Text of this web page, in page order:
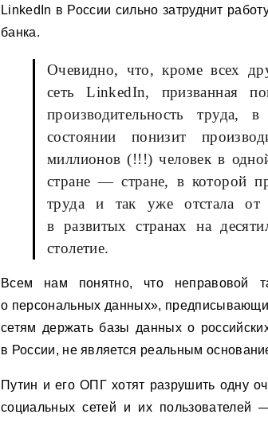
LinkedIn в России сильно затруднит
банка.
Очевидно, что, кроме всех
сеть LinkedIn, призванная
производительность труда, в
состоянии понизит
миллионов (!!!) человек в
стране — стране, в которой
труда и так уже отстала от
в развитых странах на
столетие.
Всем нам понятно, что неправовой
о персональных данных»,
сетям держать базы данных о
в России, не является реальным
Путин и его ОПГ хотят разрушить одну
социальных сетей и их пользователей